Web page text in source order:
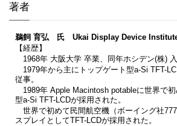
著者
鵜飼 育弘 氏 Ukai Display Device
【経歴】
1968年 大阪大学 卒業、同年ホシデン(株)
1979年から主にトップゲート型a-Si TFT-
従事。
1989年 Apple Macintosh potableに世界で
型a-Si TFT-LCDが採用された。
世界で初めて民間航空機（ボーイング社
スプレイとしてTFT-LCDが採用された。